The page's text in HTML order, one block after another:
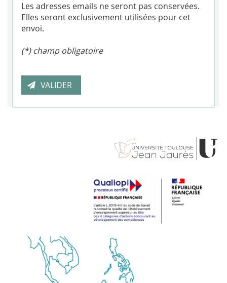
Les adresses emails ne seront pas conservées.
Elles seront exclusivement utilisées pour cet
envoi.
(*) champ obligatoire